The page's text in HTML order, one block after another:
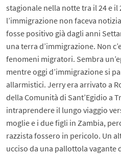
stagionale nella notte tra il 24 e il
l’immigrazione non faceva
fosse positivo già dagli anni
una terra d’immigrazione. Non
fenomeni migratori. Sembra
mentre oggi d’immigrazione si
allarmistici. Jerry era arrivato a
della Comunità di Sant’Egidio a
intraprendere il lungo viaggio
moglie e i due figli in Zambia,
razzista fossero in pericolo. Un
ucciso da una pallottola